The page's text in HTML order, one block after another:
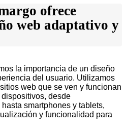
ofrece
web adaptativo y
la importancia de un diseño
del usuario. Utilizamos
web que se ven y funcionan
desde
smartphones y tablets,
y funcionalidad para